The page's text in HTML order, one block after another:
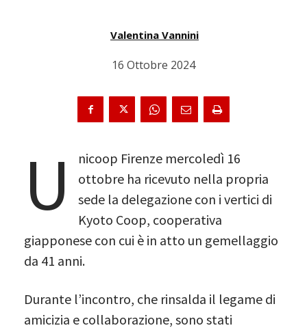
Valentina Vannini
16 Ottobre 2024
U
nicoop Firenze mercoledì 16
ottobre ha ricevuto nella propria
sede la delegazione con i vertici di
Kyoto Coop, cooperativa
giapponese con cui è in atto un gemellaggio
da 41 anni.
Durante l’incontro, che rinsalda il legame di
amicizia e collaborazione, sono stati